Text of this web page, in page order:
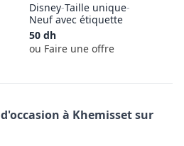
Disney-Taille unique-
Neuf avec étiquette
50 dh
ou Faire une offre
d'occasion à Khemissetsur